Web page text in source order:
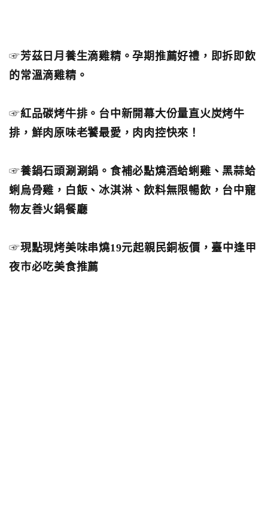
☞芳茲日月養生滴雞精。孕期推薦好禮，即拆即飲
的常溫滴雞精。
☞紅品碳烤牛排。台中新開幕大份量直火炭烤牛
排，鮮肉原味老饕最愛，肉肉控快來！
☞養鍋石頭涮涮鍋。食補必點燒酒蛤蜊雞、黑蒜蛤
蜊烏骨雞，白飯、冰淇淋、飲料無限暢飲，台中寵
物友善火鍋餐廳
☞現點現烤美味串燒19元起親民銅板價，臺中逢甲
夜市必吃美食推薦